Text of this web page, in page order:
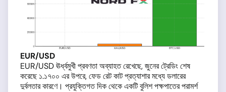
EUR/USD
EUR/USD ঊর্ধ্বমুখী প্রবণতা অব্যাহত রেখেছে, জুনের ট্রেডিং শেষ
করেছে ১.১৭০০ এর উপরে, ফেড রেট কাট প্রত্যাশার মধ্যে ডলারের
দুর্বলতার কারণে। প্রযুক্তিগত দিক থেকে একটি বুলিশ পক্ষপাতের পরামর্শ